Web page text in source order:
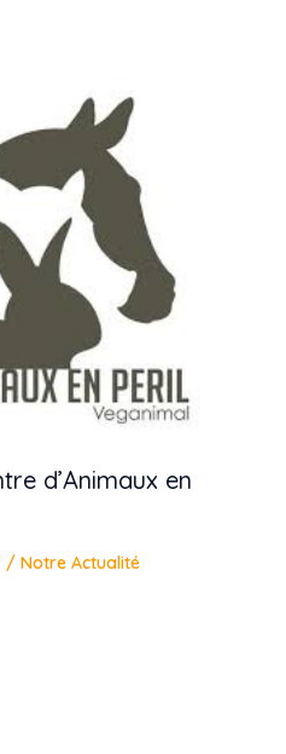
d’Animaux en
/ Notre Actualité